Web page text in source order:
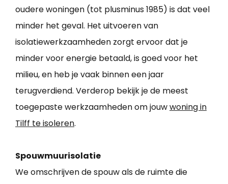
oudere woningen (tot plusminus 1985) is dat veel
minder het geval. Het uitvoeren van
isolatiewerkzaamheden zorgt ervoor dat je
minder voor energie betaald, is goed voor het
milieu, en heb je vaak binnen een jaar
terugverdiend. Verderop bekijk je de meest
toegepaste werkzaamheden om jouwwoning in
Tilff te isoleren.
Spouwmuurisolatie
We omschrijven de spouw als de ruimte die